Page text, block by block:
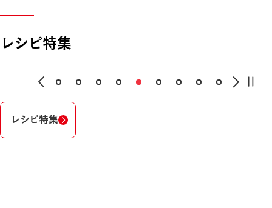
レシピ特集
レシピ特集